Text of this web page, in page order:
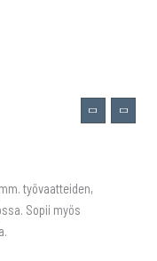
työvaatteiden,
Sopii myös